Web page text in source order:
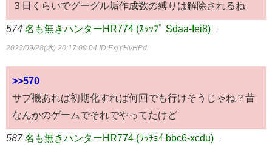
３日くらいでグーグル垢作成数の縛りは解除されるね
574 名も無きハンターHR774 (ｽｯｯﾌﾟ Sdaa-Iei8) ：
2023/09/28(木) 20:17:09.04 ID:ExjYHvHPd
>>570
サブ機あれば初期化すれば何回でも行けそうじゃね？昔
なんかのゲームでそれでやってたけど
587 名も無きハンターHR774 (ﾜｯﾁｮｲ bbc6-xcdu) ：